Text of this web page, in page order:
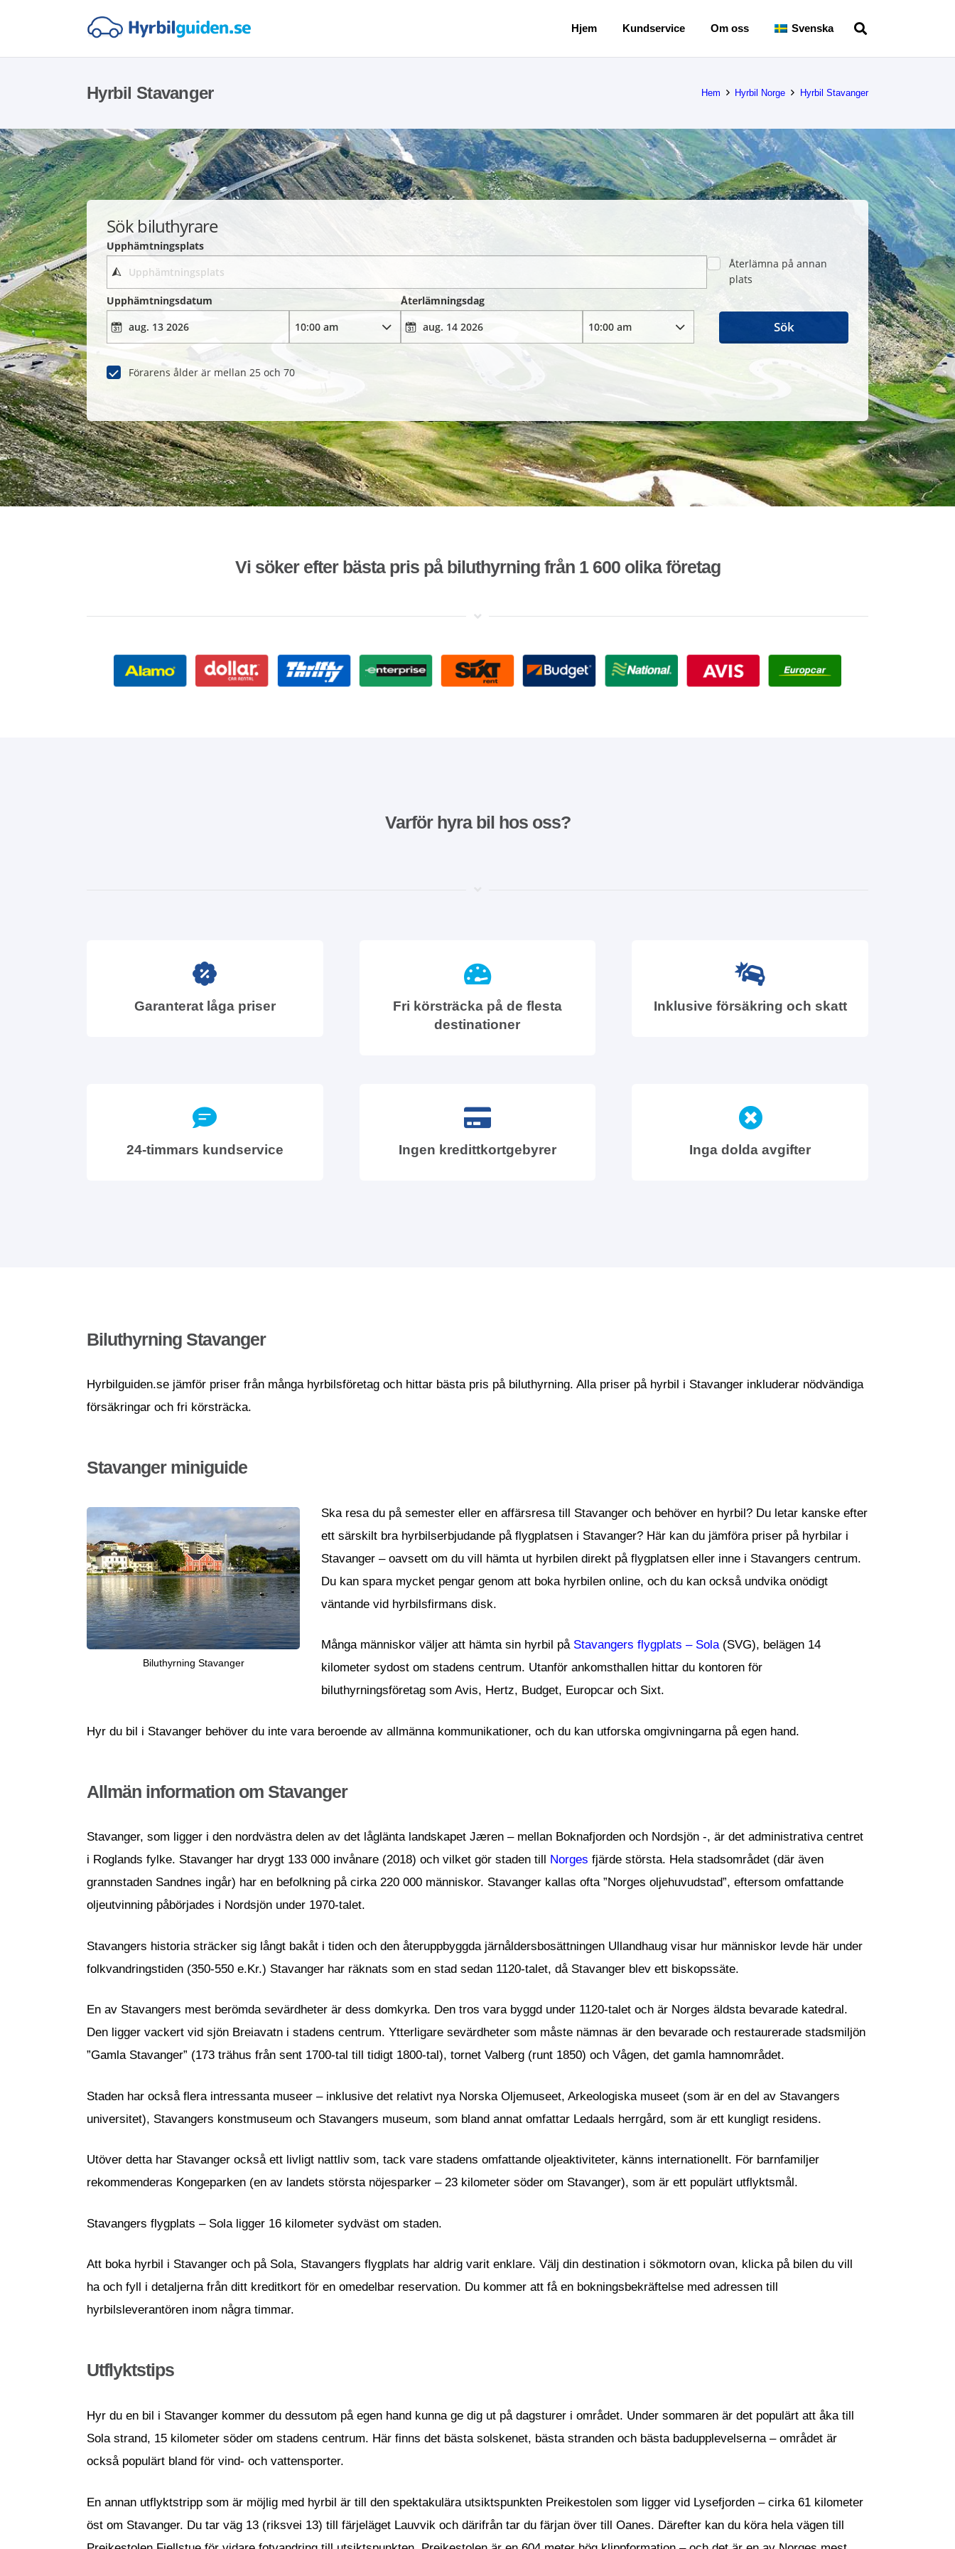
Hjem Kundservice Om oss Svenska
Hyrbil Stavanger Hem Hyrbil Norge Hyrbil Stavanger
Sök biluthyrare
Upphämtningsplats
Återlämna på annan
plats
Upphämtningsdatum
Återlämningsdag
Förarens ålder är mellan 25 och 70
Sök
Vi söker efter bästa pris på biluthyrning från 1 600 olika företag
Varför hyra bil hos oss?
Garanterat låga priser
Fri körsträcka på de flesta
destinationer
Inklusive försäkring och skatt
24-timmars kundservice Ingen kredittkortgebyrer Inga dolda avgifter
Biluthyrning Stavanger
Hyrbilguiden.se jämför priser från många hyrbilsföretag och hittar bästa pris på biluthyrning. Alla priser på hyrbil i Stavanger inkluderar nödvändiga
försäkringar och fri körsträcka.
Stavanger miniguide
Biluthyrning Stavanger
Ska resa du på semester eller en affärsresa till Stavanger och behöver en hyrbil? Du letar kanske efter
ett särskilt bra hyrbilserbjudande på flygplatsen i Stavanger? Här kan du jämföra priser på hyrbilar i
Stavanger – oavsett om du vill hämta ut hyrbilen direkt på flygplatsen eller inne i Stavangers centrum.
Du kan spara mycket pengar genom att boka hyrbilen online, och du kan också undvika onödigt
väntande vid hyrbilsfirmans disk.
Många människor väljer att hämta sin hyrbil på Stavangers flygplats – Sola(SVG), belägen 14
kilometer sydost om stadens centrum. Utanför ankomsthallen hittar du kontoren för
biluthyrningsföretag som Avis, Hertz, Budget, Europcar och Sixt.
Hyr du bil i Stavanger behöver du inte vara beroende av allmänna kommunikationer, och du kan utforska omgivningarna på egen hand.
Allmän information om Stavanger
Stavanger, som ligger i den nordvästra delen av det låglänta landskapet Jæren – mellan Boknafjorden och Nordsjön -, är det administrativa centret
i Roglands fylke. Stavanger har drygt 133 000 invånare (2018) och vilket gör staden till
Norges fjärde största. Hela stadsområdet (där även
grannstaden Sandnes ingår) har en befolkning på cirka 220 000 människor. Stavanger kallas ofta ”Norges oljehuvudstad”, eftersom omfattande
oljeutvinning påbörjades i Nordsjön under 1970-talet.
Stavangers historia sträcker sig långt bakåt i tiden och den återuppbyggda järnåldersbosättningen Ullandhaug visar hur människor levde här under
folkvandringstiden (350-550 e.Kr.) Stavanger har räknats som en stad sedan 1120-talet, då Stavanger blev ett biskopssäte.
En av Stavangers mest berömda sevärdheter är dess domkyrka. Den tros vara byggd under 1120-talet och är Norges äldsta bevarade katedral.
Den ligger vackert vid sjön Breiavatn i stadens centrum. Ytterligare sevärdheter som måste nämnas är den bevarade och restaurerade stadsmiljön
”Gamla Stavanger” (173 trähus från sent 1700-tal till tidigt 1800-tal), tornet Valberg (runt 1850) och Vågen, det gamla hamnområdet.
Staden har också flera intressanta museer – inklusive det relativt nya Norska Oljemuseet, Arkeologiska museet (som är en del av Stavangers
universitet), Stavangers konstmuseum och Stavangers museum, som bland annat omfattar Ledaals herrgård, som är ett kungligt residens.
Utöver detta har Stavanger också ett livligt nattliv som, tack vare stadens omfattande oljeaktiviteter, känns internationellt. För barnfamiljer
rekommenderas Kongeparken (en av landets största nöjesparker – 23 kilometer söder om Stavanger), som är ett populärt utflyktsmål.
Stavangers flygplats – Sola ligger 16 kilometer sydväst om staden.
Att boka hyrbil i Stavanger och på Sola, Stavangers flygplats har aldrig varit enklare. Välj din destination i sökmotorn ovan, klicka på bilen du vill
ha och fyll i detaljerna från ditt kreditkort för en omedelbar reservation. Du kommer att få en bokningsbekräftelse med adressen till
hyrbilsleverantören inom några timmar.
Utflyktstips
Hyr du en bil i Stavanger kommer du dessutom på egen hand kunna ge dig ut på dagsturer i området. Under sommaren är det populärt att åka till
Sola strand, 15 kilometer söder om stadens centrum. Här finns det bästa solskenet, bästa stranden och bästa badupplevelserna – området är
också populärt bland för vind- och vattensporter.
En annan utflyktstripp som är möjlig med hyrbil är till den spektakulära utsiktspunkten Preikestolen som ligger vid Lysefjorden – cirka 61 kilometer
öst om Stavanger. Du tar väg 13 (riksvei 13) till färjeläget Lauvvik och därifrån tar du färjan över till Oanes. Därefter kan du köra hela vägen till